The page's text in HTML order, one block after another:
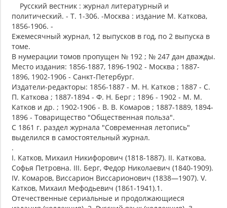
Русский вестник : журнал литературный и
политический. - Т. 1-306. -Москва : издание М. Каткова,
1856-1906. -
Ежемесячный журнал, 12 выпусков в год, по 2 выпуска в
томе.
В нумерации томов пропущен № 192 ; № 247 дан дважды.
Место издания: 1856-1887, 1896-1902 - Москва ; 1887-
1896, 1902-1906 - Санкт-Петербург.
Издатели-редакторы: 1856-1887 - М. Н. Катков ; 1887 - С.
П. Каткова ; 1887-1894 - Ф. Н. Берг ; 1896 - 1902 - М. М.
Катков и др. ; 1902-1906 - В. В. Комаров ; 1887-1889, 1894-
1896 - Товарищество "Общественная польза".
С 1861 г. раздел журнала "Современная летопись"
выделился в самостоятельный журнал.
.
I. Катков, Михаил Никифорович (1818-1887). II. Каткова,
Софья Петровна. III. Берг, Федор Николаевич (1840-1909).
IV. Комаров, Виссарион Виссарионович (1838—1907). V.
Катков, Михаил Мефодьевич (1861-1941).1.
Отечественные сериальные и продолжающиеся